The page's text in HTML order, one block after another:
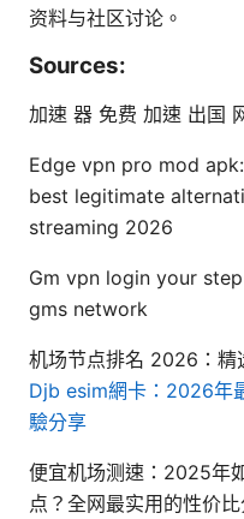
资料与社区讨论。
Sources:
加速 器 免费 加速 出国
Edge vpn pro mod
best legitimate
streaming 2026
Gm vpn login your
gms network
机场节点排名 2026：精
Djb esim網卡：2026年
驗分享
便宜机场测速：2025年
点？全网最实用的性价